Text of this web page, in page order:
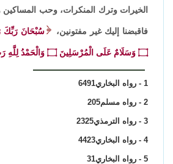
الخيرات وترك المنكرات، وحب المساكين
فاقبضنا إليك غير مفتونين، سُبْحَانَ رَبِّكَ
۝ وَسَلَامٌ عَلَى الْمُرْسَلِينَ ۝ وَالْحَمْدُ لِلَّهِ رَبِّ الْعَالَمِينَ
1 - رواه البخاري6491
2 - رواه مسلم205
3 - رواه الترمذي2325
4 - رواه البخاري4423
5 - رواه البخاري31